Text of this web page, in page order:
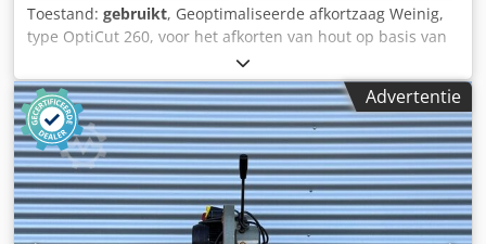
Toestand: gebruikt, Geoptimaliseerde afkortzaag Weinig,
type OptiCut 260, voor het afkorten van hout op basis van
defecten (fluorescerende krijtmarkering) en lengtes. Het
afzonderlijke meetsysteem registreert de lengtes en
gemarkeerde defecten. Technische gegevens: -
Zaaghoogte: 260 mm - Zaagblad-diameter: 500 mm -
Invoerlengte: 400 - 6300 mm - Invoerdikte: 12 - 80 mm -
Voorsnelheid: max. 250 m/min - Cyclustijd: ca. 1 seconde -
Zaagmotor: 7,5 kW - Markeerstation: 5.000 mm -
Afvoerband: 7,5 m met 3 pneumatische uitwerpers -
Advertentie